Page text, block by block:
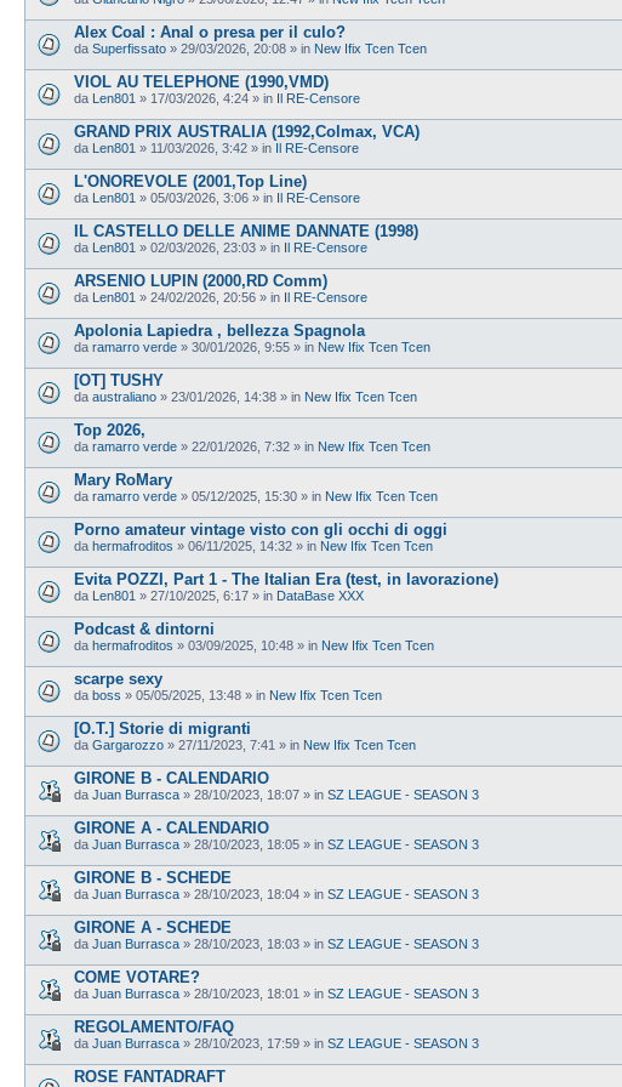
Alex Coal : Anal o presa per il culo?
da Superfissato » 29/03/2026, 20:08 » in New Ifix Tcen Tcen
VIOL AU TELEPHONE (1990,VMD)
da Len801 » 17/03/2026, 4:24 » in Il RE-Censore
GRAND PRIX AUSTRALIA (1992,Colmax, VCA)
da Len801 » 11/03/2026, 3:42 » in Il RE-Censore
L'ONOREVOLE (2001,Top Line)
da Len801 » 05/03/2026, 3:06 » in Il RE-Censore
IL CASTELLO DELLE ANIME DANNATE (1998)
da Len801 » 02/03/2026, 23:03 » in Il RE-Censore
ARSENIO LUPIN (2000,RD Comm)
da Len801 » 24/02/2026, 20:56 » in Il RE-Censore
Apolonia Lapiedra , bellezza Spagnola
da ramarro verde » 30/01/2026, 9:55 » in New Ifix Tcen Tcen
[OT] TUSHY
da australiano » 23/01/2026, 14:38 » in New Ifix Tcen Tcen
Top 2026,
da ramarro verde » 22/01/2026, 7:32 » in New Ifix Tcen Tcen
Mary RoMary
da ramarro verde » 05/12/2025, 15:30 » in New Ifix Tcen Tcen
Porno amateur vintage visto con gli occhi di oggi
da hermafroditos » 06/11/2025, 14:32 » in New Ifix Tcen Tcen
Evita POZZI, Part 1 - The Italian Era (test, in lavorazione)
da Len801 » 27/10/2025, 6:17 » in DataBase XXX
Podcast & dintorni
da hermafroditos » 03/09/2025, 10:48 » in New Ifix Tcen Tcen
scarpe sexy
da boss » 05/05/2025, 13:48 » in New Ifix Tcen Tcen
[O.T.] Storie di migranti
da Gargarozzo » 27/11/2023, 7:41 » in New Ifix Tcen Tcen
GIRONE B - CALENDARIO
da Juan Burrasca » 28/10/2023, 18:07 » in SZ LEAGUE - SEASON 3
GIRONE A - CALENDARIO
da Juan Burrasca » 28/10/2023, 18:05 » in SZ LEAGUE - SEASON 3
GIRONE B - SCHEDE
da Juan Burrasca » 28/10/2023, 18:04 » in SZ LEAGUE - SEASON 3
GIRONE A - SCHEDE
da Juan Burrasca » 28/10/2023, 18:03 » in SZ LEAGUE - SEASON 3
COME VOTARE?
da Juan Burrasca » 28/10/2023, 18:01 » in SZ LEAGUE - SEASON 3
REGOLAMENTO/FAQ
da Juan Burrasca » 28/10/2023, 17:59 » in SZ LEAGUE - SEASON 3
ROSE FANTADRAFT